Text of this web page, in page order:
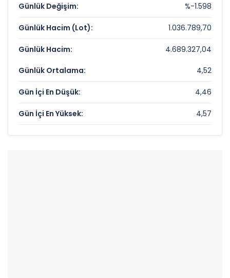
Günlük Değişim: %-1.598
Günlük Hacim (Lot): 1.036.789,70
Günlük Hacim: 4.689.327,04
Günlük Ortalama: 4,52
Gün İçi En Düşük: 4,46
Gün İçi En Yüksek: 4,57